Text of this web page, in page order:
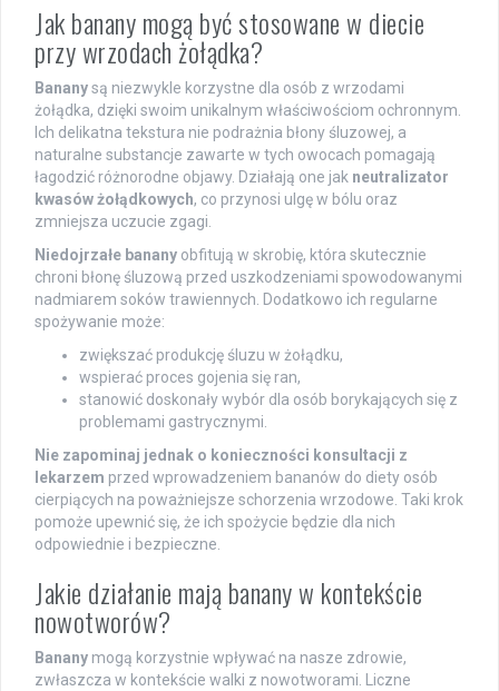
Jak banany mogą być stosowane w diecie
przy wrzodach żołądka?
Bananysą niezwykle korzystne dla osób z wrzodami
żołądka, dzięki swoim unikalnym właściwościom ochronnym.
Ich delikatna tekstura nie podrażnia błony śluzowej, a
naturalne substancje zawarte w tych owocach pomagają
łagodzić różnorodne objawy. Działają one jak neutralizator
kwasów żołądkowych, co przynosi ulgę w bólu oraz
zmniejsza uczucie zgagi.
Niedojrzałe banany obfitują w skrobię, która skutecznie
chroni błonę śluzową przed uszkodzeniami spowodowanymi
nadmiarem soków trawiennych. Dodatkowo ich regularne
spożywanie może:
zwiększać produkcję śluzu w żołądku,
wspierać proces gojenia się ran,
stanowić doskonały wybór dla osób borykających się z
problemami gastrycznymi.
Nie zapominaj jednak o konieczności konsultacji z
lekarzem przed wprowadzeniem bananów do diety osób
cierpiących na poważniejsze schorzenia wrzodowe. Taki krok
pomoże upewnić się, że ich spożycie będzie dla nich
odpowiednie i bezpieczne.
Jakie działanie mają banany w kontekście
nowotworów?
Banany mogą korzystnie wpływać na nasze zdrowie,
zwłaszcza w kontekście walki z nowotworami. Liczne